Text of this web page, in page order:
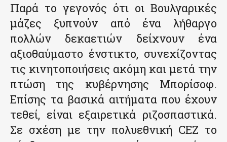
Παρά το γεγονός ότι οι Βουλγαρικές
μάζες ξυπνούν από ένα λήθαργο
πολλών δεκαετιών δείχνουν ένα
αξιοθαύμαστο ένστικτο, συνεχίζοντας
τις κινητοποιήσεις ακόμη και μετά την
πτώση της κυβέρνησης Μπορίσοφ.
Επίσης τα βασικά αιτήματα που έχουν
τεθεί, είναι εξαιρετικά ριζοσπαστικά.
Σε σχέση με την πολυεθνική CEZ το